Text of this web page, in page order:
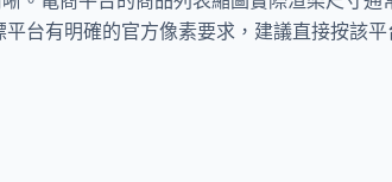
台有明確的官方像素要求，建議直接按該